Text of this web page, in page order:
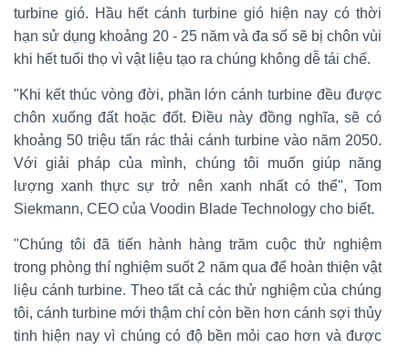
turbine gió. Hầu hết cánh turbine gió hiện nay có thời
hạn sử dụng khoảng 20 - 25 năm và đa số sẽ bị chôn vùi
khi hết tuổi thọ vì vật liệu tạo ra chúng không dễ tái chế.
"Khi kết thúc vòng đời, phần lớn cánh turbine đều được
chôn xuống đất hoặc đốt. Điều này đồng nghĩa, sẽ có
khoảng 50 triệu tấn rác thải cánh turbine vào năm 2050.
Với giải pháp của mình, chúng tôi muốn giúp năng
lượng xanh thực sự trở nên xanh nhất có thể", Tom
Siekmann, CEO của Voodin Blade Technology cho biết.
"Chúng tôi đã tiến hành hàng trăm cuộc thử nghiệm
trong phòng thí nghiệm suốt 2 năm qua để hoàn thiện vật
liệu cánh turbine. Theo tất cả các thử nghiệm của chúng
tôi, cánh turbine mới thậm chí còn bền hơn cánh sợi thủy
tinh hiện nay vì chúng có độ bền mỏi cao hơn và được